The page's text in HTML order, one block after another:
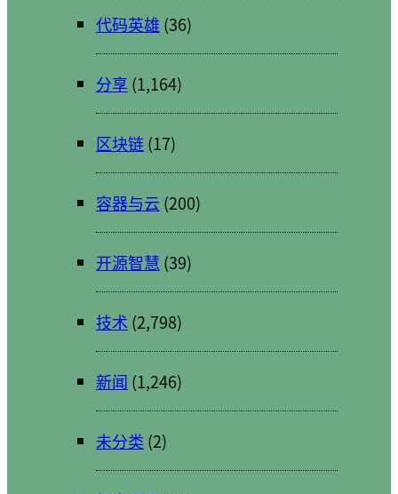
代码英雄 (36)
分享 (1,164)
区块链(17)
容器与云 (200)
开源智慧 (39)
技术 (2,798)
新闻 (1,246)
未分类 (2)